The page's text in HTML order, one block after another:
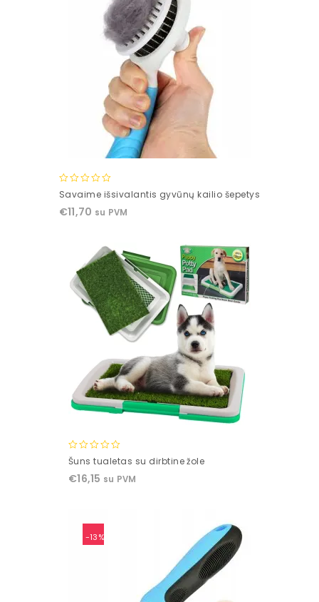
0
of
Savaime išsivalantis gyvūnų kailio šepetys
€11,70 su PVM
0
of
Šuns tualetas su dirbtine žole
€16,15 su PVM
-13%